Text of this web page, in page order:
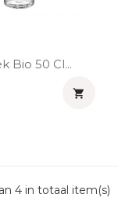
Bio 50 Cl...

4 in totaal item(s)